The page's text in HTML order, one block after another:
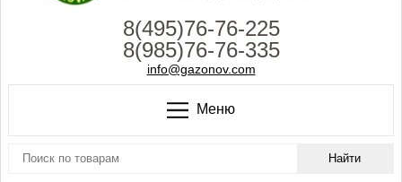
8(495)76-76-225
8(985)76-76-335
info@gazonov.com
Меню